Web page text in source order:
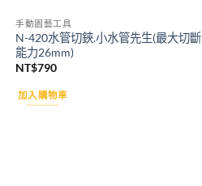
手動園藝工具
N-420水管切鋏.小水管先生(最大切斷
能力26mm)
NT$790
加入購物車